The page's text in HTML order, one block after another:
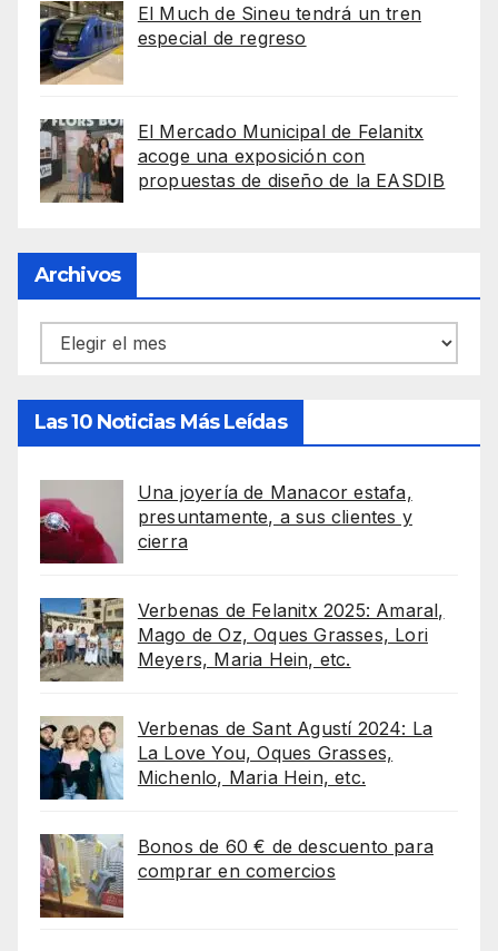
El Much de Sineu tendrá un tren
especial de regreso
El Mercado Municipal de Felanitx
acoge una exposición con
propuestas de diseño de la EASDIB
Archivos
Archivos
Las 10 Noticias Más Leídas
Una joyería de Manacor estafa,
presuntamente, a sus clientes y
cierra
Verbenas de Felanitx 2025: Amaral,
Mago de Oz, Oques Grasses, Lori
Meyers, Maria Hein, etc.
Verbenas de Sant Agustí 2024: La
La Love You, Oques Grasses,
Michenlo, Maria Hein, etc.
Bonos de 60 € de descuento para
comprar en comercios